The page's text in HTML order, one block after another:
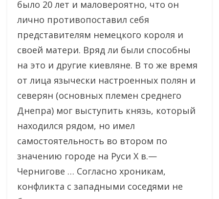
было 20 лет и маловероятно, что он
лично противопоставил себя
представителям немецкого короля и
своей матери. Вряд ли были способны
на это и другие киевляне. В то же время
от лица язычески настроенных полян и
северян (основных племен среднего
Днепра) мог выступить князь, который
находился рядом, но имел
самостоятельность во втором по
значению городе на Руси X в.—
Чернигове … Согласно хроникам,
конфликта с западными соседями не